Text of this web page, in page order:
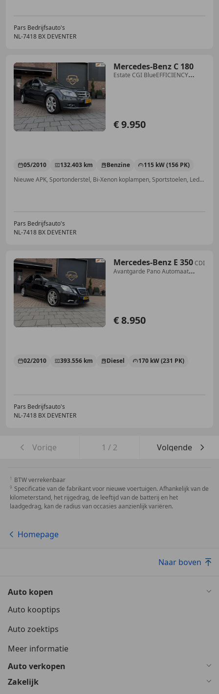
Pars Bedrijfsauto's
NL-7418 BX DEVENTER
Mercedes-Benz C 180
Estate CGI BlueEFFICIENCY
€ 9.950
05/2010 132.403 km Benzine
115 kW (156 PK)
Nieuwe APK, Sportonderstel, Bi-Xenon koplampen, Sportstoelen, Lederen stuurwiel, Sportpakket, Trekhaak, Navigatiesysteem
Pars Bedrijfsauto's
NL-7418 BX DEVENTER
Mercedes-Benz E 350CDI
Avantgarde Pano Automaat
€ 8.950
02/2010 393.556 km Diesel 170 kW (231 PK)
Pars Bedrijfsauto's
NL-7418 BX DEVENTER
Vorige 1 / 2 Volgende
BTW verrekenbaar
Specificatie van de fabrikant voor nieuwe voertuigen. Afhankelijk van de
kilometerstand, het rijgedrag, de leeftijd van de batterij en het
laadgedrag, kan de radius van occasies aanzienlijk variëren.
Homepage
Naar boven
Auto kopen
Auto kooptips
Auto zoektips
Meer informatie
Auto verkopen
Zakelijk